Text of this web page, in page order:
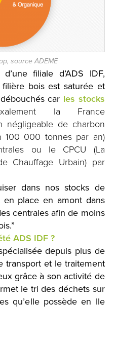
source ADEME
filiale d’ADS IDF,
bois est saturée et
car les stocks
la France
négligeable de charbon
100 000 tonnes par an)
ou le CPCU (La
Chauffage Urbain) par
dans nos stocks de
place en amont dans
centrales afin de moins
ADS IDF ?
depuis plus de
transport et le traitement
grâce à son activité de
le tri des déchets sur
qu’elle possède en Ile